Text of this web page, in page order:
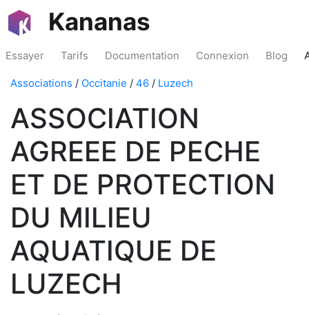
Kananas
Essayer Tarifs Documentation Connexion Blog
Associations / Occitanie / 46 / Luzech
ASSOCIATION
AGREEE DE PECHE
ET DE PROTECTION
DU MILIEU
AQUATIQUE DE
LUZECH